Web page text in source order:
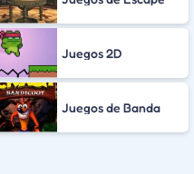
Juegos 2D
Juegos de Banda